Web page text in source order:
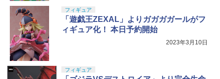
フィギュア
「遊戯王ZEXAL」よりガガガガールがフ
ィギュア化！ 本日予約開始
2023年3月10日
フィギュア